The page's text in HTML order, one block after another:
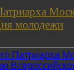
молодежи